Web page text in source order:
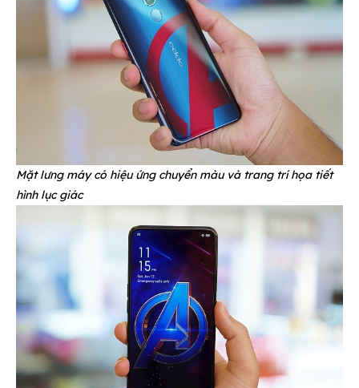
Mặt lưng máy có hiệu ứng chuyển màu và trang trí họa tiết
hình lục giác